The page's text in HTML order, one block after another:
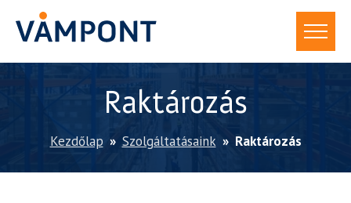
Raktározás
Kezdőlap » Szolgáltatásaink »Raktározás